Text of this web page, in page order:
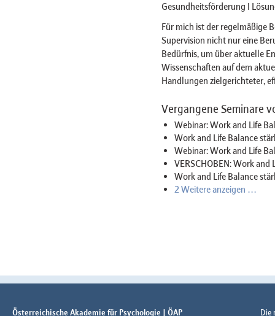
Gesundheitsförderung I
Für mich ist der regelmäßige
Supervision nicht nur eine
Bedürfnis, um über aktuelle
Wissenschaften auf dem
Handlungen zielgerichteter,
Vergangene Seminare
Webinar: Work and Life
Work and Life Balance
Webinar: Work and Life
VERSCHOBEN: Work and
Work and Life Balance
2 Weitere anzeigen …
Österreichische Akademie für Psychologie | ÖAP
Die